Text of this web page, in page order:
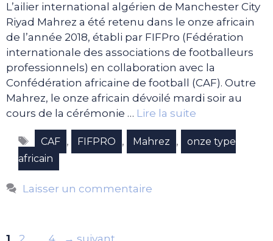
L’ailier international algérien de Manchester City
Riyad Mahrez a été retenu dans le onze africain
de l’année 2018, établi par FIFPro (Fédération
internationale des associations de footballeurs
professionnels) en collaboration avec la
Confédération africaine de football (CAF). Outre
Mahrez, le onze africain dévoilé mardi soir au
cours de la cérémonie … Lire la suite
Étiquettes
CAF , FIFPRO , Mahrez ,
onze type
africain
Laisser un commentaire
PagePage Page